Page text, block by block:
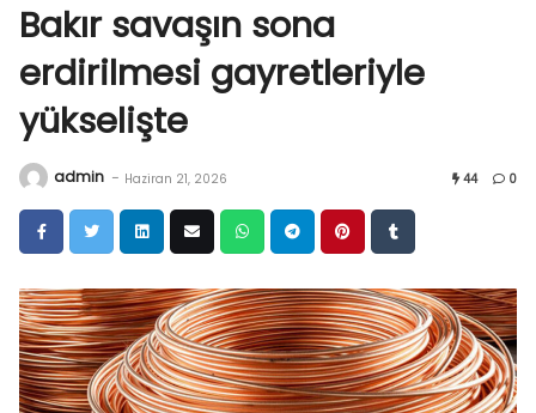
Bakır savaşın sona
erdirilmesi gayretleriyle
yükselişte
admin - Haziran 21, 2026 44 0